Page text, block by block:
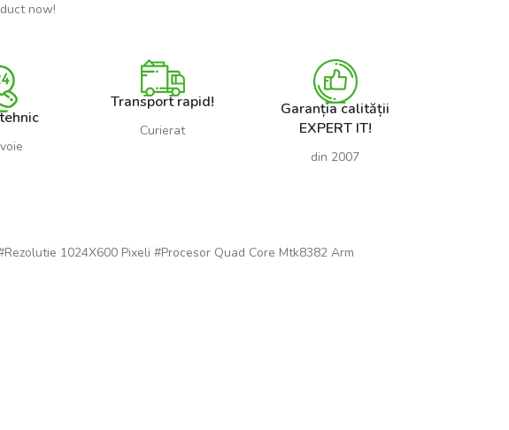
now!
Transport rapid!
Curierat
Garanția calității
EXPERT IT!
din 2007
1024X600 Pixeli #Procesor Quad Core Mtk8382 Arm